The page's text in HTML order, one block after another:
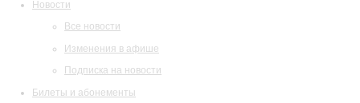
Новости
Все новости
Изменения в афише
Подписка на новости
Билеты и абонементы